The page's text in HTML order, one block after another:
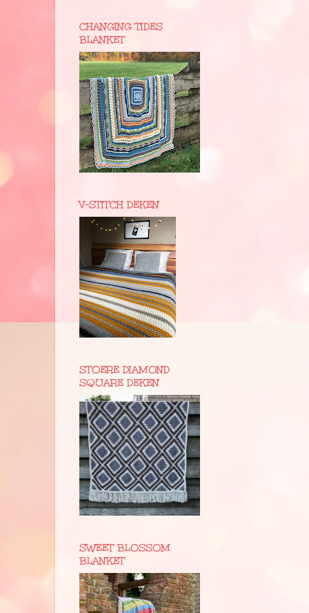
CHANGING TIDES
BLANKET
V-STITCH DEKEN
STOERE DIAMOND
SQUARE DEKEN
SWEET BLOSSOM
BLANKET